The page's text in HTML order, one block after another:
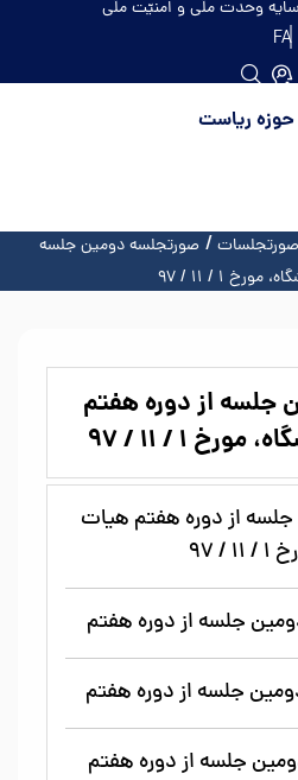
وحدت ملّی و امنیّت ملّی
FA
حوزه ریاست
صورتجلسات
صورتجلسه دومین جلسه
۱ / ۱۱ / ۹۷
جلسه از دوره هفتم
۱ / ۱۱ / ۹۷
از دوره هفتم هیات
۹۷